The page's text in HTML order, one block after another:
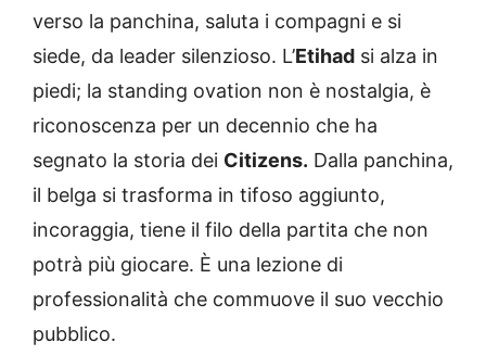
verso la panchina, saluta i compagni e si
siede, da leader silenzioso. L’Etihad si alza in
piedi; la standing ovation non è nostalgia, è
riconoscenza per un decennio che ha
segnato la storia dei Citizens. Dalla panchina,
il belga si trasforma in tifoso aggiunto,
incoraggia, tiene il filo della partita che non
potrà più giocare. È una lezione di
professionalità che commuove il suo vecchio
pubblico.